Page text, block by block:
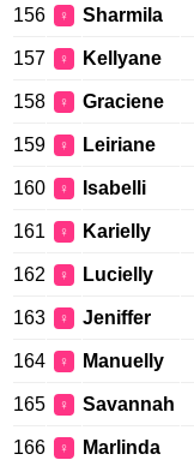
156 ♀ Sharmila
157 ♀ Kellyane
158 ♀ Graciene
159 ♀ Leiriane
160 ♀ Isabelli
161 ♀ Karielly
162 ♀ Lucielly
163 ♀ Jeniffer
164 ♀ Manuelly
165 ♀ Savannah
166 ♀ Marlinda